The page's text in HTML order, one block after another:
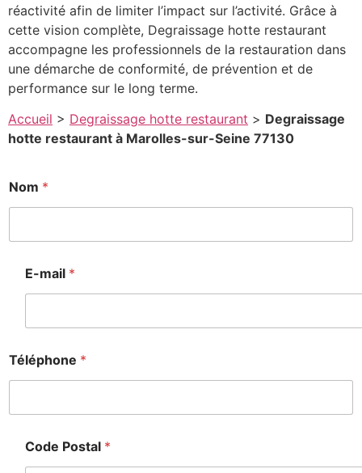
réactivité afin de limiter l’impact sur l’activité. Grâce à
cette vision complète, Degraissage hotte restaurant
accompagne les professionnels de la restauration dans
une démarche de conformité, de prévention et de
performance sur le long terme.
Accueil > Degraissage hotte restaurant > Degraissage
hotte restaurant à Marolles-sur-Seine 77130
Nom *
E-mail *
Téléphone *
Code Postal *